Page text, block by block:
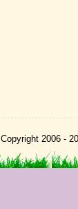
Copyright 2006 -